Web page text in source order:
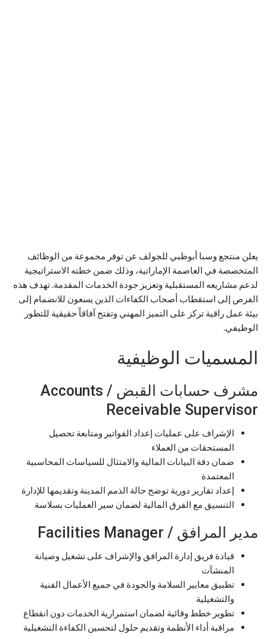
يعلن منتجع وسبا أبوظبي للجولف عن توفر مجموعة من الوظائف
المتخصصة في العاصمة الإماراتية، وذلك ضمن خطته الاستراتيجية
لدعم مشاريعه المستقبلية وتعزيز جودة الخدمات المقدمة. تهدف هذه
الفرص إلى استقطاب أصحاب الكفاءات الذين يسعون للانضمام إلى
بيئة عمل راقية تركز على التميز المهني وتفتح آفاقاً حقيقية للتطور
الوظيفي.
المسميات الوظيفية
مشرف حسابات القبض / Accounts
Receivable Supervisor
الإشراف على عمليات إعداد الفواتير ومتابعة تحصيل
المستحقات من العملاء
ضمان دقة البيانات المالية والامتثال للسياسات المحاسبية
المعتمدة
إعداد تقارير دورية توضح حالة الذمم المدينة وتقديمها للإدارة
التنسيق مع الفرق المالية لضمان سير العمليات بسلاسة
مدير المرافق / Facilities Manager
قيادة فريق إدارة المرافق والإشراف على تشغيل وصيانة
المنشآت
تطبيق معايير السلامة والجودة في جميع الأعمال الفنية
والتشغيلية
تطوير خطط وقائية لضمان استمرارية الخدمات دون انقطاع
مراقبة أداء الأنظمة وتقديم حلول لتحسين الكفاءة التشغيلية